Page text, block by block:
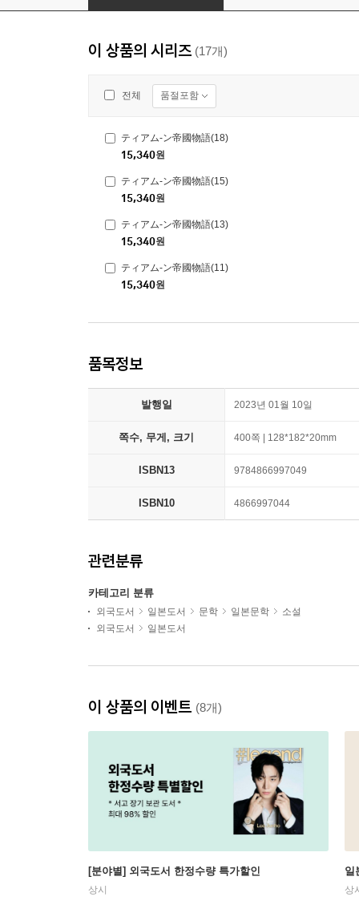
이 상품의 시리즈 (17개)
전체 품절포함
ティアム-ン帝國物語(18)
15,340원
ティアム-ン帝國物語(15)
15,340원
ティアム-ン帝國物語(13)
15,340원
ティアム-ン帝國物語(11)
15,340원
품목정보
발행일 2023년 01월 10일
쪽수, 무게, 크기 400쪽 | 128*182*20mm
ISBN13 9784866997049
ISBN10 4866997044
관련분류
카테고리 분류
외국도서 일본도서 문학 일본문학
소설
외국도서
일본도서
이 상품의 이벤트 (8개)
[분야별] 외국도서 한정수량 특가할인
상시
일
상